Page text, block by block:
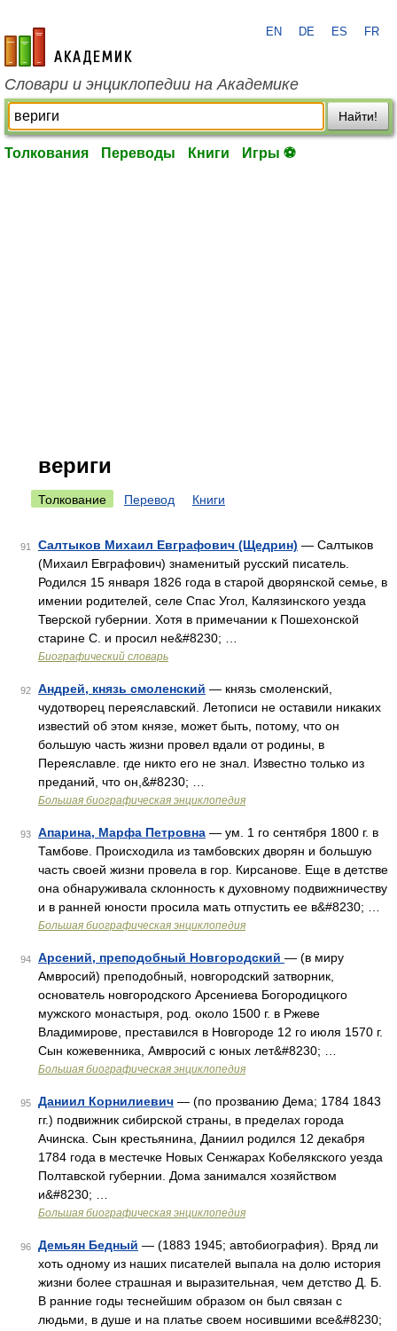
academic.ru
EN DE ES FR
Словари и энциклопедии на Академике
Найти!
Толкования Переводы Книги Игры ⚽
вериги
Толкование Перевод Книги
91 Салтыков Михаил Евграфович (Щедрин) — Салтыков
(Михаил Евграфович) знаменитый русский писатель.
Родился 15 января 1826 года в старой дворянской семье, в
имении родителей, селе Спас Угол, Калязинского уезда
Тверской губернии. Хотя в примечании к Пошехонской
старине С. и просил не&#8230; …
Биографический словарь
92 Андрей, князь смоленский — князь смоленский,
чудотворец переяславский. Летописи не оставили никаких
известий об этом князе, может быть, потому, что он
большую часть жизни провел вдали от родины, в
Переяславле. где никто его не знал. Известно только из
преданий, что он,&#8230; …
Большая биографическая энциклопедия
93 Апарина, Марфа Петровна — ум. 1 го сентября 1800 г. в
Тамбове. Происходила из тамбовских дворян и большую
часть своей жизни провела в гор. Кирсанове. Еще в детстве
она обнаруживала склонность к духовному подвижничеству
и в ранней юности просила мать отпустить ее в&#8230; …
Большая биографическая энциклопедия
94 Арсений, преподобный Новгородский — (в миру
Амвросий) преподобный, новгородский затворник,
основатель новгородского Арсениева Богородицкого
мужского монастыря, род. около 1500 г. в Ржеве
Владимирове, преставился в Новгороде 12 го июля 1570 г.
Сын кожевенника, Амвросий с юных лет&#8230; …
Большая биографическая энциклопедия
95 Даниил Корнилиевич — (по прозванию Дема; 1784 1843
гг.) подвижник сибирской страны, в пределах города
Ачинска. Сын крестьянина, Даниил родился 12 декабря
1784 года в местечке Новых Сенжарах Кобелякского уезда
Полтавской губернии. Дома занимался хозяйством
и&#8230; …
Большая биографическая энциклопедия
96 Демьян Бедный — (1883 1945; автобиография). Вряд ли
хоть одному из наших писателей выпала на долю история
жизни более страшная и выразительная, чем детство Д. Б.
В ранние годы теснейшим образом он был связан с
людьми, в душе и на платье своем носившими все&#8230;